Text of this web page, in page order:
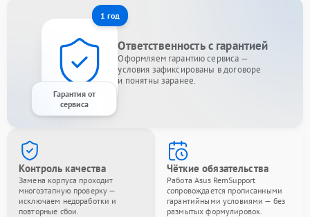
1 год
Гарантия от
сервиса
Ответственность с гарантией
Оформляем гарантию сервиса —
условия зафиксированы в договоре
и понятны заранее.
Контроль качества
Замена корпуса проходит
многоэтапную проверку —
исключаем недоработки и
повторные сбои.
Чёткие обязательства
Работа Asus RemSupport
сопровождается прописанными
гарантийными условиями — без
размытых формулировок.